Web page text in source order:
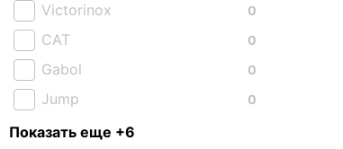
0
Victorinox
0
CAT
0
Gabol
0
Jump
XD Design
Показать еще +6